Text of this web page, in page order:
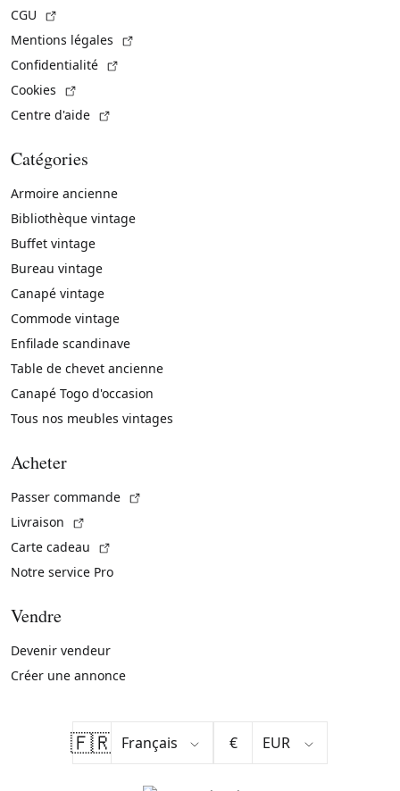
CGU
Mentions légales
Confidentialité
Cookies
Centre d'aide
Catégories
Armoire ancienne
Bibliothèque vintage
Buffet vintage
Bureau vintage
Canapé vintage
Commode vintage
Enfilade scandinave
Table de chevet ancienne
Canapé Togo d'occasion
Tous nos meubles vintages
Acheter
Passer commande
Livraison
Carte cadeau
Notre service Pro
Vendre
Devenir vendeur
Créer une annonce
🇫🇷 €